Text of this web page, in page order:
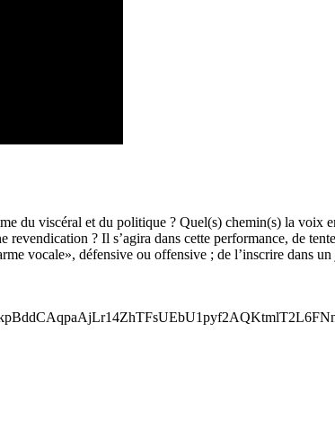
du viscéral et du politique ? Quel(s) chemin(s) la
revendication ? Il s’agira dans cette performance, de
vocale», défensive ou offensive ; de l’inscrire dans